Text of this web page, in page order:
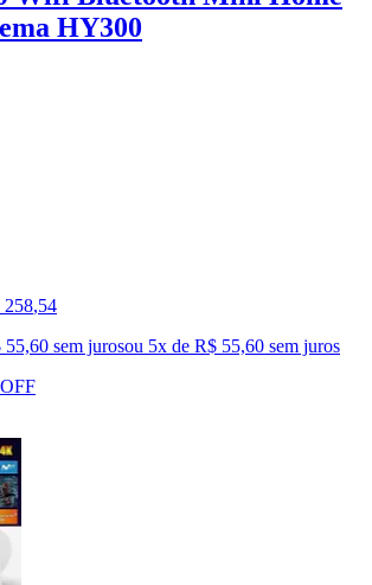
HY300
258,54
sem jurosou 5x de R$ 55,60 sem juros